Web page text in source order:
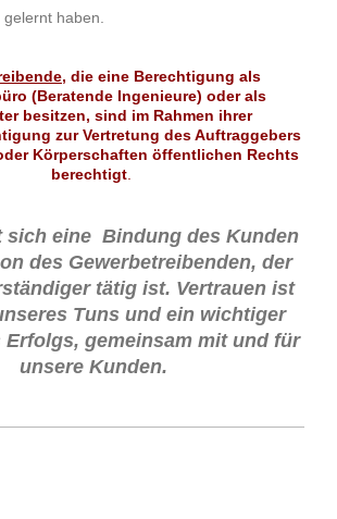
haben.
, die eine Berechtigung als
(Beratende Ingenieure) oder als
besitzen, sind im Rahmen ihrer
zur Vertretung des Auftraggebers
Körperschaften öffentlichen Rechts
berechtigt
sich eine Bindung des Kunden
des Gewerbetreibenden, der
tätig ist. Vertrauen ist
Tuns und ein wichtiger
Erfolgs, gemeinsam mit und für
unsere Kunden.